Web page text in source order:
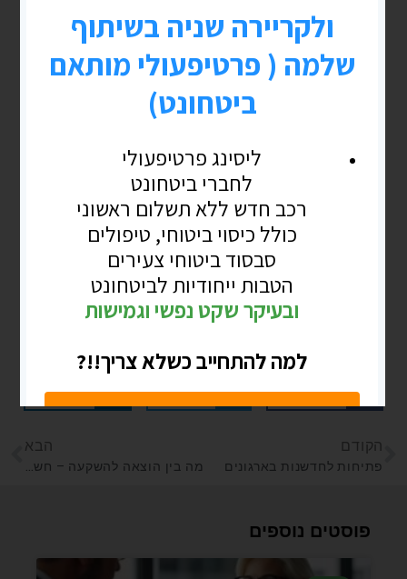
FACEBOOK
TWITTER
LINKEDIN
הקודם
פתיחות לחדשנות בארגונים
הבא
מה בין הוצאה להשקעה – חשבונאות או דפוס חשיבה ?
פוסטים נוספים